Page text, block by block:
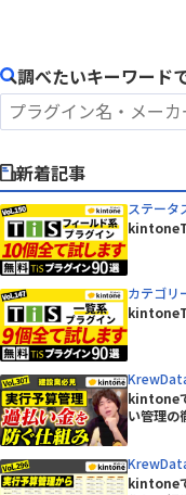
調べたいキーワード
新着記事
ステータ
カテゴリ
kintone
い管理の
kintone